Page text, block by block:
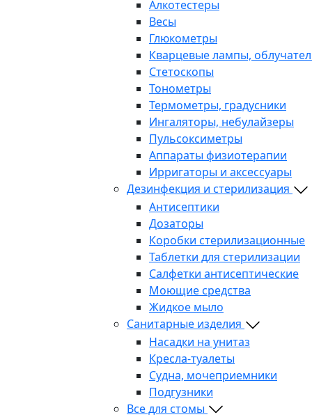
Алкотестеры
Весы
Глюкометры
Кварцевые лампы,
Стетоскопы
Тонометры
Термометры, градусники
Ингаляторы, небулайзеры
Пульсоксиметры
Аппараты физиотерапии
Ирригаторы и аксессуары
Дезинфекция и стерилизация
Антисептики
Дозаторы
Коробки стерилизационные
Таблетки для стерилизации
Салфетки антисептические
Моющие средства
Жидкое мыло
Санитарные изделия
Насадки на унитаз
Кресла-туалеты
Судна, мочеприемники
Подгузники
Все для стомы